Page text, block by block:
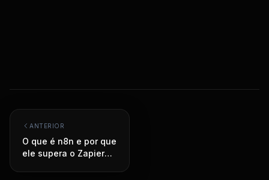
ANTERIOR
O que é n8n e por que
ele supera o Zapier